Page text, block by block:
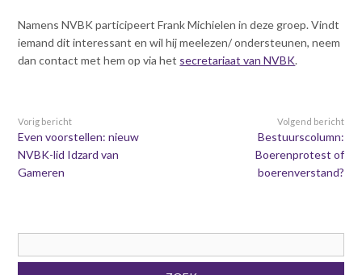
Namens NVBK participeert Frank Michielen in deze groep. Vindt
iemand dit interessant en wil hij meelezen/ ondersteunen, neem
dan contact met hem op via het secretariaat van NVBK.
Vorig bericht
Even voorstellen: nieuw
NVBK-lid Idzard van
Gameren
Volgend bericht
Bestuurscolumn:
Boerenprotest of
boerenverstand?